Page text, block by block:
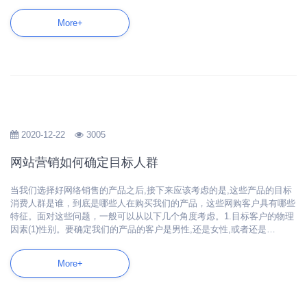
More+
2020-12-22 3005
网站营销如何确定目标人群
当我们选择好网络销售的产品之后,接下来应该考虑的是,这些产品的目标
消费人群是谁，到底是哪些人在购买我们的产品，这些网购客户具有哪些
特征。面对这些问题，一般可以从以下几个角度考虑。1.目标客户的物理
因素(1)性别。要确定我们的产品的客户是男性,还是女性,或者还是…
More+